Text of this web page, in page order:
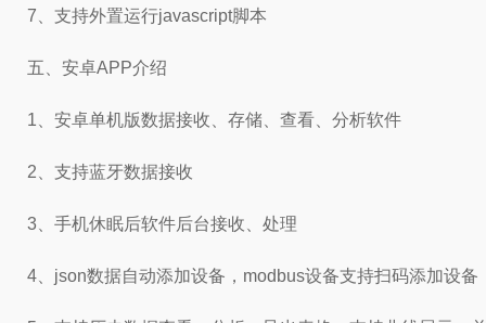
7、支持外置运行javascript脚本
五、安卓APP介绍
1、安卓单机版数据接收、存储、查看、分析软件
2、支持蓝牙数据接收
3、手机休眠后软件后台接收、处理
4、json数据自动添加设备，modbus设备支持扫码添加设备